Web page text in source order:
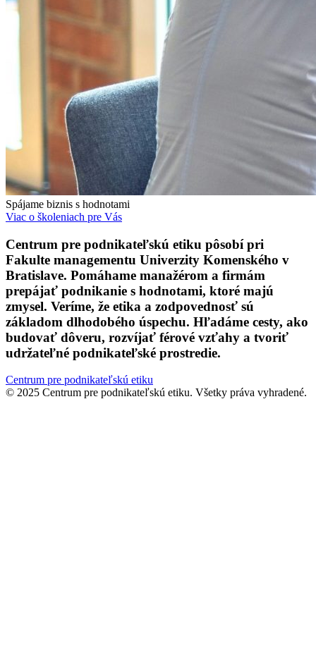
Spájame biznis s hodnotami
Viac o školeniach pre Vás
Centrum pre podnikateľskú etiku pôsobí pri
Fakulte managementu Univerzity Komenského v
Bratislave. Pomáhame manažérom a firmám
prepájať podnikanie s hodnotami, ktoré majú
zmysel. Veríme, že etika a zodpovednosť sú
základom dlhodobého úspechu. Hľadáme cesty, ako
budovať dôveru, rozvíjať férové vzťahy a tvoriť
udržateľné podnikateľské prostredie.
Centrum pre podnikateľskú etiku
© 2025 Centrum pre podnikateľskú etiku. Všetky práva vyhradené.